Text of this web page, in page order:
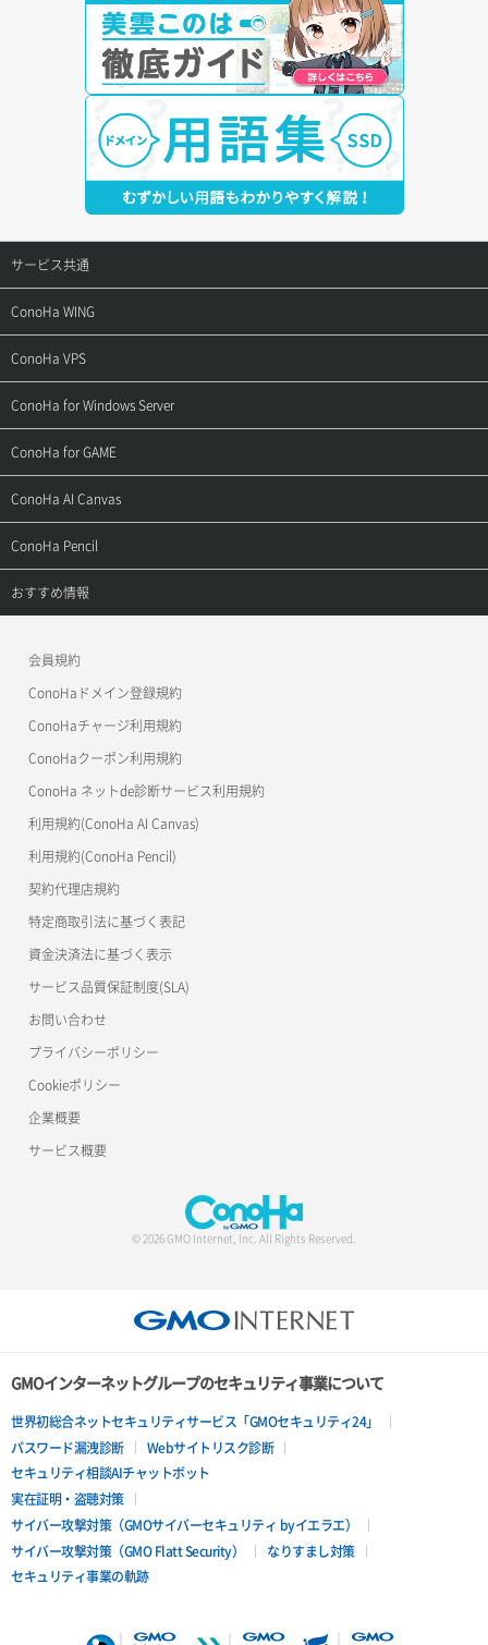
サービス共通
サポートトップ
ご契約・お支払い
用語集
お問い合わせ
ConoHa WING
サポートトップ
ご利用ガイド
お乗り換えガイド
よくある質問
ConoHa VPS
サポートトップ
ご利用ガイド
APIドキュメントVPS2.0
APIドキュメントVPS3.0
ConoHa for Windows Server
サポートトップ
ご利用ガイド
APIドキュメントVPS2.0
APIドキュメントVPS3.0
ConoHa for GAME
サポートトップ
ご利用ガイド
ConoHa AI Canvas
サポートトップ
ご利用ガイド
ConoHa Pencil
サポートトップ
おすすめ情報
美雲このは徹底ガイド
会員規約
ConoHaドメイン登録規約
ConoHaチャージ利用規約
ConoHaクーポン利用規約
ConoHa ネットde診断サービス利用規約
利用規約(ConoHa AI Canvas)
利用規約(ConoHa Pencil)
契約代理店規約
特定商取引法に基づく表記
資金決済法に基づく表示
サービス品質保証制度(SLA)
お問い合わせ
プライバシーポリシー
Cookieポリシー
企業概要
サービス概要
© 2026 GMO Internet, Inc. All Rights Reserved.
GMOインターネットグループのセキュリティ事業について
世界初総合ネットセキュリティサービス「GMOセキュリティ24」
パスワード漏洩診断
Webサイトリスク診断
セキュリティ相談AIチャットボット
実在証明・盗聴対策
サイバー攻撃対策（GMOサイバーセキュリティ byイエラエ）
サイバー攻撃対策（GMO Flatt Security）
なりすまし対策
セキュリティ事業の軌跡